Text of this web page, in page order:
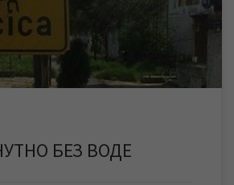
ће водоснабдевање бити уредно. ЈКП
се захваљује становницима овог […]
БЕЗ ВОДЕ